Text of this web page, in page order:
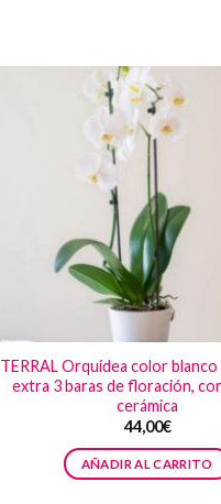
TERRAL Orquídea color
extra 3 baras de floración,
cerámica
44,00€
AÑADIR AL CARRITO